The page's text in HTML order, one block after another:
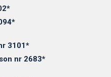
3101*
nr 2683*